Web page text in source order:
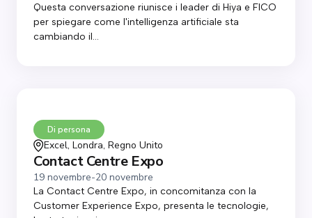
Questa conversazione riunisce i leader di Hiya e FICO
per spiegare come l'intelligenza artificiale sta
cambiando il...
Di persona
Excel, Londra, Regno Unito
Contact Centre Expo
19 novembre-20 novembre
La Contact Centre Expo, in concomitanza con la
Customer Experience Expo, presenta le tecnologie,